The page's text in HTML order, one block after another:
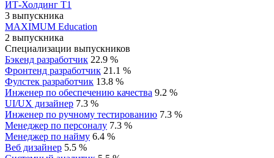
ИТ-Холдинг Т1
3 выпускника
MAXIMUM Education
2 выпускника
Специализации выпускников
Бэкенд разработчик 22.9 %
Фронтенд разработчик 21.1 %
Фулстек разработчик 13.8 %
Инженер по обеспечению качества 9.2 %
UI/UX дизайнер 7.3 %
Инженер по ручному тестированию 7.3 %
Менеджер по персоналу 7.3 %
Менеджер по найму 6.4 %
Веб дизайнер 5.5 %